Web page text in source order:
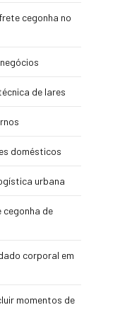
cegonha no
de lares
domésticos
urbana
cegonha de
corporal em
momentos de